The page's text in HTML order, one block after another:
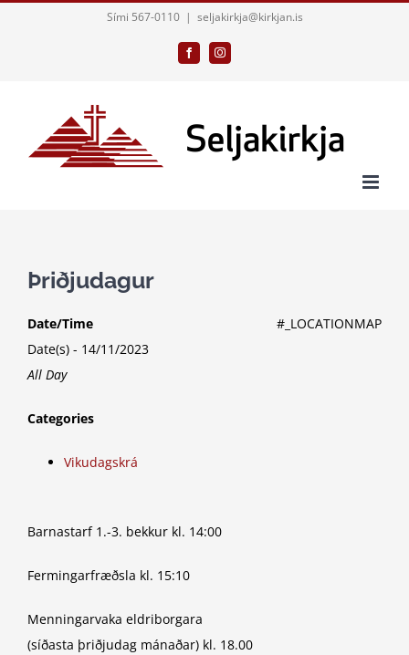
Sími 567-0110 | seljakirkja@kirkjan.is
FacebookInstagram
Þriðjudagur
#_LOCATIONMAP
Date/Time
Date(s) - 14/11/2023
All Day
Categories
Vikudagskrá
Barnastarf 1.-3. bekkur kl. 14:00
Fermingarfræðsla kl. 15:10
Menningarvaka eldriborgara
(síðasta þriðjudag mánaðar) kl. 18.00